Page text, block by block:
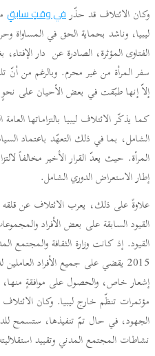
وكان الائتلاف قد حذّرفي وقتٍ سابقٍ
ليبيا، وناشد بحماية الحق في
الفتاوى المؤثرة، الصادرة عن دار
سفر المرأة من غير محرم. وبالرغم من
إلاّ إنها طبّقت في بعض الأحيان على
كما يذكّر الائتلاف ليبيا بالتزاماتها
الشامل، بما في ذلك التعهّد باعتماد
المرأة. حيث يعدّ القرار الأخير مخالفاً
إطار الاستعراض الدوري الشامل.
علاوةً على ذلك، يعرب الائتلاف عن
القيود السابقة على بعض الأفراد
2015 يقضي على جميع الأفراد
إشعار خاص، والحصول على موافقةٍ
مؤتمرات تنظّم خارج ليبيا. وكان
الجهود، في حال تمّ تنفيذها، ستسمح
نشاطات المجتمع المدني وتقييد